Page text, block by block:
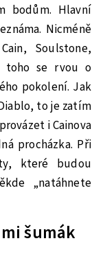
bodům. Hlavní
Nicméně
Soulstone,
toho se rvou o
pokolení. Jak
to je zatím
i Cainova
procházka. Při
které budou
„natáhnete
šumák